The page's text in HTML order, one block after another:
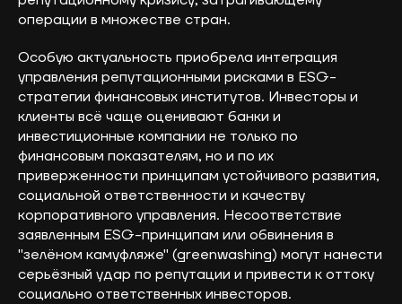
операции в множестве стран.
Особую актуальность приобрела интеграция
управления репутационными рисками в ESG-
стратегии финансовых институтов. Инвесторы и
клиенты всё чаще оценивают банки и
инвестиционные компании не только по
финансовым показателям, но и по их
приверженности принципам устойчивого развития,
социальной ответственности и качеству
корпоративного управления. Несоответствие
заявленным ESG-принципам или обвинения в
"зелёном камуфляже" (greenwashing) могут нанести
серьёзный удар по репутации и привести к оттоку
социально ответственных инвесторов.